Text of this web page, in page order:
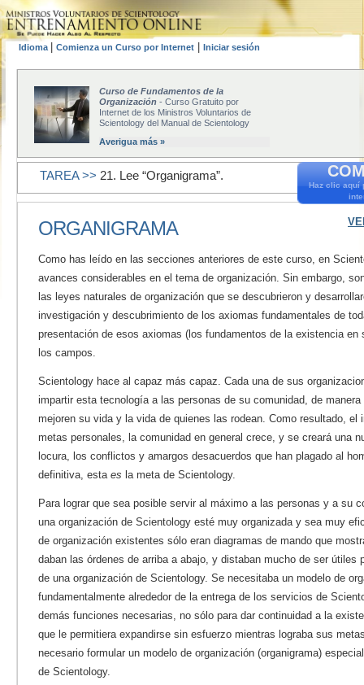
Idioma Comienza un Curso por Internet Iniciar sesión
Curso de Fundamentos de la
Organización - Curso Gratuito por
Internet de los Ministros Voluntarios de
Scientology del Manual de Scientology
Averigua más »
Haz clic aquí
TAREA >> 21. Lee “Organigrama”.
ORGANIGRAMA
Como has leído en las secciones anteriores de este curso, en
avances considerables en el tema de organización. Sin embargo,
las leyes naturales de organización que se descubrieron y
investigación y descubrimiento de los axiomas fundamentales de
presentación de esos axiomas (los fundamentos de la existencia en
los campos.
Scientology hace al capaz más capaz. Cada una de sus
impartir esta tecnología a las personas de su comunidad, de
mejoren su vida y la vida de quienes las rodean. Como resultado, el
metas personales, la comunidad en general crece, y se creará una
locura, los conflictos y amargos desacuerdos que han plagado al
definitiva, esta es la meta de Scientology.
Para lograr que sea posible servir al máximo a las personas y a su
una organización de Scientology esté muy organizada y sea muy
de organización existentes sólo eran diagramas de mando que
daban las órdenes de arriba a abajo, y distaban mucho de ser útiles
de una organización de Scientology. Se necesitaba un modelo de
fundamentalmente alrededor de la entrega de los servicios de
demás funciones necesarias, no sólo para dar continuidad a la
que le permitiera expandirse sin esfuerzo mientras lograba sus
necesario formular un modelo de organización (organigrama)
de Scientology.